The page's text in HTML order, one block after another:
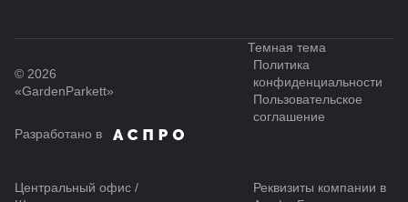
© 2026
«GardenParkett»
Темная тема
Политика
конфиденциальности
Пользовательское
соглашение
Разработано в
Центральный офис /
Реквизиты компании в